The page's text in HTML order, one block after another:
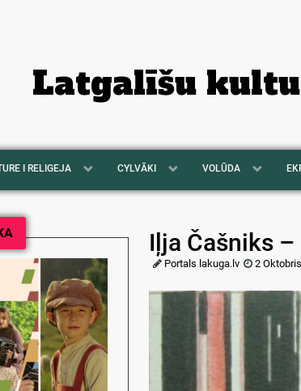
Latgalīšu
I RELIGEJA CYLVĀKI VOLŪDA
Iļja Čašniks
Portals lakuga.lv 2